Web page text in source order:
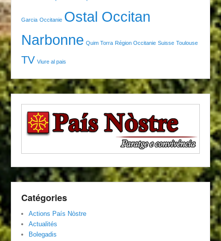
Garcia Occitanie Ostal Occitan
Narbonne Quim Torra Région Occitanie Suisse Toulouse
TV Viure al pais
Catégories
Actions País Nòstre
Actualités
Bolegadis